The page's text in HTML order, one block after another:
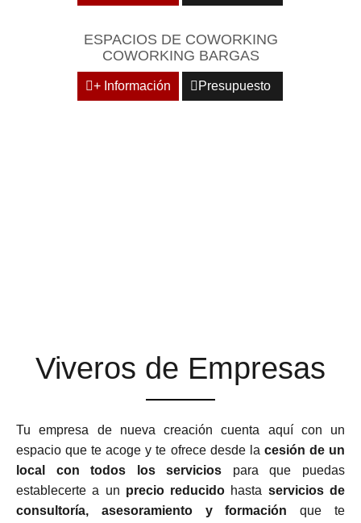
ESPACIOS DE COWORKING
COWORKING BARGAS
+ Información Presupuesto
Viveros de Empresas
Tu empresa de nueva creación cuenta aquí con un
espacio que te acoge y te ofrece desde la cesión de un
local con todos los servicios para que puedas
establecerte a un precio reducido hasta servicios de
consultoría, asesoramiento y formación que te